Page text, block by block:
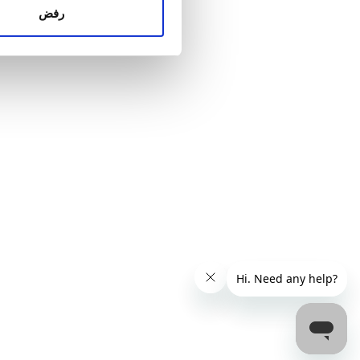
الإعلانات وتحليل البيانات
رفض
الصباح
بعد الظهيرة
المساء